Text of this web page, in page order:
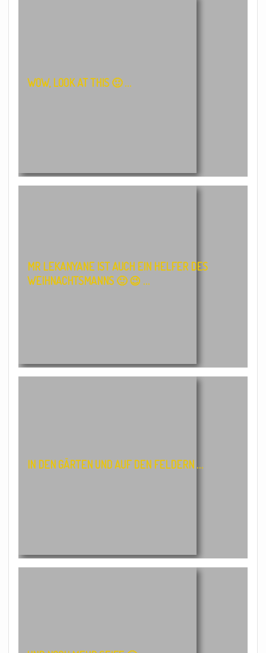
WOW, LOOK AT THIS 🙂 …
MR LEKANYANE IST AUCH EIN HELFER DES
WEIHNACHTSMANNS 🙂 😉 …
IN DEN GÄRTEN UND AUF DEN FELDERN …